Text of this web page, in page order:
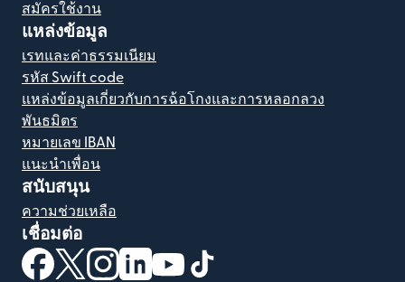
สมัครใช้งาน
แหล่งข้อมูล
เรทและค่าธรรมเนียม
รหัส Swift code
แหล่งข้อมูลเกี่ยวกับการฉ้อโกงและการหลอกลวง
พันธมิตร
หมายเลข IBAN
แนะนำเพื่อน
สนับสนุน
ความช่วยเหลือ
เชื่อมต่อ
(เปิดในหน้าต่างใหม่)
(เปิดในหน้าต่างใหม่)
(เปิดในหน้าต่างใหม่)
(เปิดในหน้าต่างใหม่)
(เปิดในหน้าต่างใหม่)